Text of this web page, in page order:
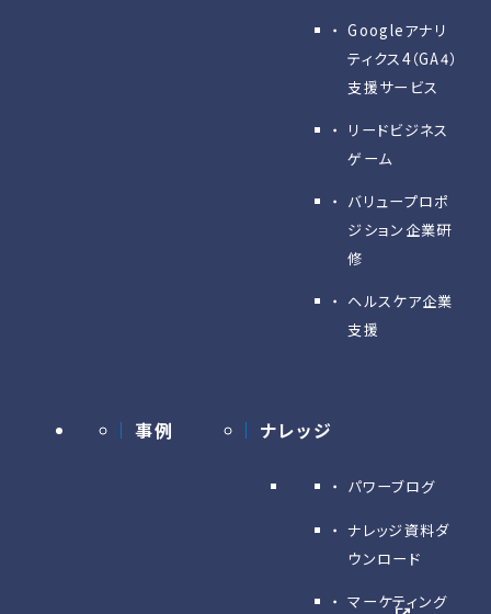
Googleアナリ
ティクス4（GA4）
支援サービス
リードビジネス
ゲーム
バリュープロポ
ジション企業研
修
ヘルスケア企業
支援
事例 ナレッジ
パワーブログ
ナレッジ資料ダ
ウンロード
マーケティング